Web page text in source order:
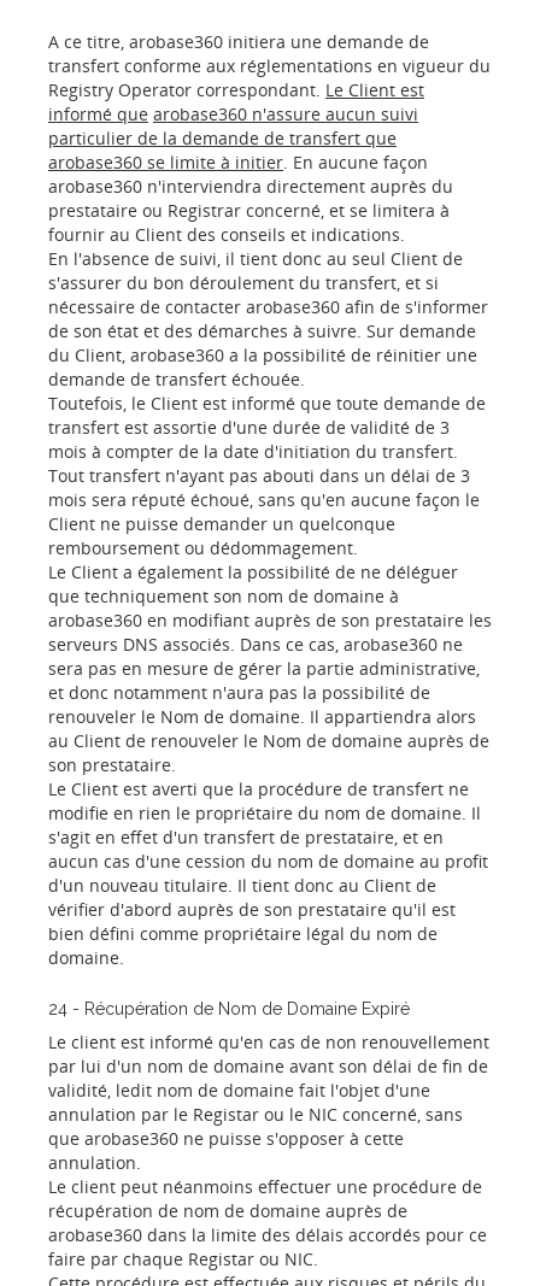
A ce titre, arobase360 initiera une demande de
transfert conforme aux réglementations en vigueur du
Registry Operator correspondant. Le Client est
informé que arobase360 n'assure aucun suivi
particulier de la demande de transfert que
arobase360 se limite à initier. En aucune façon
arobase360 n'interviendra directement auprès du
prestataire ou Registrar concerné, et se limitera à
fournir au Client des conseils et indications.
En l'absence de suivi, il tient donc au seul Client de
s'assurer du bon déroulement du transfert, et si
nécessaire de contacter arobase360 afin de s'informer
de son état et des démarches à suivre. Sur demande
du Client, arobase360 a la possibilité de réinitier une
demande de transfert échouée.
Toutefois, le Client est informé que toute demande de
transfert est assortie d'une durée de validité de 3
mois à compter de la date d'initiation du transfert.
Tout transfert n'ayant pas abouti dans un délai de 3
mois sera réputé échoué, sans qu'en aucune façon le
Client ne puisse demander un quelconque
remboursement ou dédommagement.
Le Client a également la possibilité de ne déléguer
que techniquement son nom de domaine à
arobase360 en modifiant auprès de son prestataire les
serveurs DNS associés. Dans ce cas, arobase360 ne
sera pas en mesure de gérer la partie administrative,
et donc notamment n'aura pas la possibilité de
renouveler le Nom de domaine. Il appartiendra alors
au Client de renouveler le Nom de domaine auprès de
son prestataire.
Le Client est averti que la procédure de transfert ne
modifie en rien le propriétaire du nom de domaine. Il
s'agit en effet d'un transfert de prestataire, et en
aucun cas d'une cession du nom de domaine au profit
d'un nouveau titulaire. Il tient donc au Client de
vérifier d'abord auprès de son prestataire qu'il est
bien défini comme propriétaire légal du nom de
domaine.
24 - Récupération de Nom de Domaine Expiré
Le client est informé qu'en cas de non renouvellement
par lui d'un nom de domaine avant son délai de fin de
validité, ledit nom de domaine fait l'objet d'une
annulation par le Registar ou le NIC concerné, sans
que arobase360 ne puisse s'opposer à cette
annulation.
Le client peut néanmoins effectuer une procédure de
récupération de nom de domaine auprès de
arobase360 dans la limite des délais accordés pour ce
faire par chaque Registar ou NIC.